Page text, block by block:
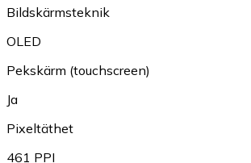
Bildskärmsteknik
OLED
Pekskärm (touchscreen)
Ja
Pixeltäthet
461 PPI